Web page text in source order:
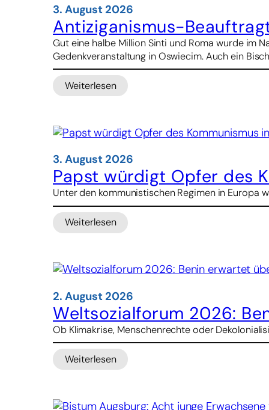
Hitze
und
Wasserknappheit
verstärken
Not
der
Betroffenen
3. August 2026
Antiziganismus-
Gut eine halbe Million Sinti und Roma wurde im
Gedenkveranstaltung in Oswiecim. Auch ein
Weiterlesen
:
Holocaustgedenken
gemeinsame
Aufgabe
3. August 2026
Papst würdigt Opfer des
Unter den kommunistischen Regimen in Europa
Weiterlesen
:
Opfer
Kommunismus
in
Albanien
2. August 2026
Weltsozialforum 2026:
Ob Klimakrise, Menschenrechte oder
Weiterlesen
:
Benin